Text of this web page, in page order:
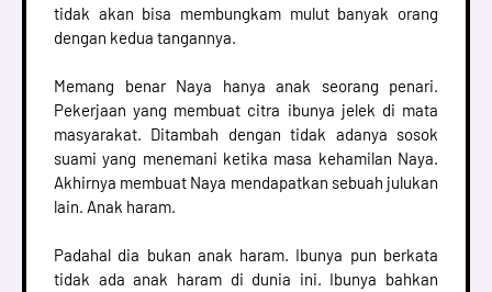
tidak akan bisa membungkam mulut banyak orang
dengan kedua tangannya.
Memang benar Naya hanya anak seorang penari.
Pekerjaan yang membuat citra ibunya jelek di mata
masyarakat. Ditambah dengan tidak adanya sosok
suami yang menemani ketika masa kehamilan Naya.
Akhirnya membuat Naya mendapatkan sebuah julukan
lain. Anak haram.
Padahal dia bukan anak haram. Ibunya pun berkata
tidak ada anak haram di dunia ini. Ibunya bahkan